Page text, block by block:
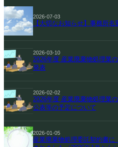
2026-07-03
【大切なお知らせ】事務所
2026-03-10
2026年度 産業廃棄物処理業
発表
2026-02-02
2026年度 産業廃棄物処理業
公表等の予定について
2026-01-05
産業廃棄物処理委託契約書